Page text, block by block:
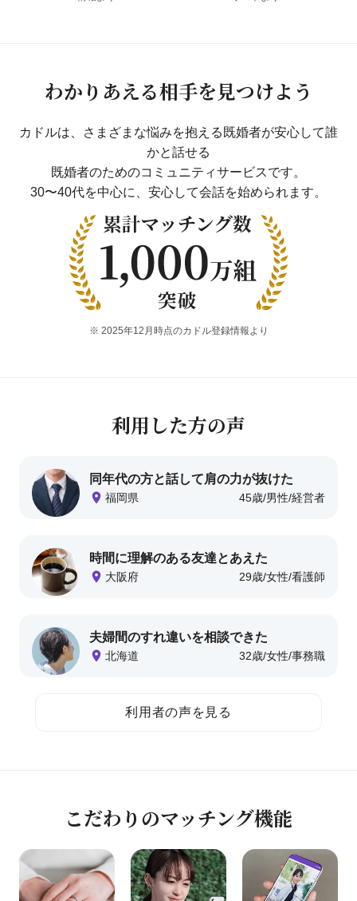
わかりあえる相手を見つけよう
カドルは、さまざまな悩みを抱える既婚者が安心して誰
かと話せる
既婚者のためのコミュニティサービスです。
30〜40代を中心に、安心して会話を始められます。
※ 2025年12月時点のカドル登録情報より
利用した方の声
同年代の方と話して肩の力が抜けた
福岡県
年
45歳性男性職
経営者
時間に理解のある友達とあえた
大阪府
年
29歳性女性職
看護師
夫婦間のすれ違いを相談できた
北海道
年
32歳性女性職
事務職
利用者の声を見る
こだわりのマッチング機能